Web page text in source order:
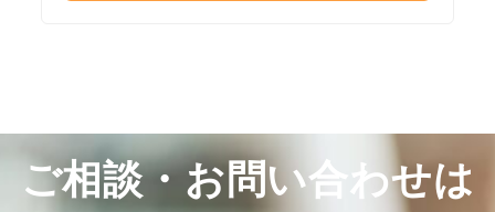
ご相談・お問い合わせは